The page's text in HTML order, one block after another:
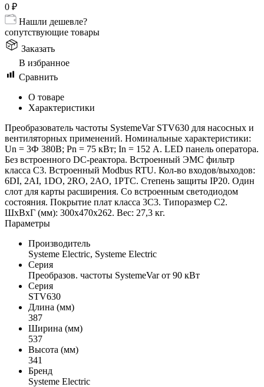
0 ₽
Нашли дешевле?
сопутствующие товары
Заказать
В избранное
Сравнить
О товаре
Характеристики
Преобразователь частоты SystemeVar STV630 для насосных и
вентиляторных применений. Номинальные характеристики:
Un = 3Ф 380В; Pn = 75 кВт; In = 152 А. LED панель оператора.
Без встроенного DC-реактора. Встроенный ЭМС фильтр
класса С3. Встроенный Modbus RTU. Кол-во входов/выходов:
6DI, 2AI, 1DO, 2RO, 2AO, 1PTC. Степень защиты IP20. Один
слот для карты расширения. Со встроенным светодиодом
состояния. Покрытие плат класса 3С3. Типоразмер C2.
ШxВxГ (мм): 300х470x262. Вес: 27,3 кг.
Параметры
Производитель
Systeme Electric, Systeme Electric
Серия
Преобразов. частоты SystemeVar от 90 кВт
Серия
STV630
Длина (мм)
387
Ширина (мм)
537
Высота (мм)
341
Бренд
Systeme Electric